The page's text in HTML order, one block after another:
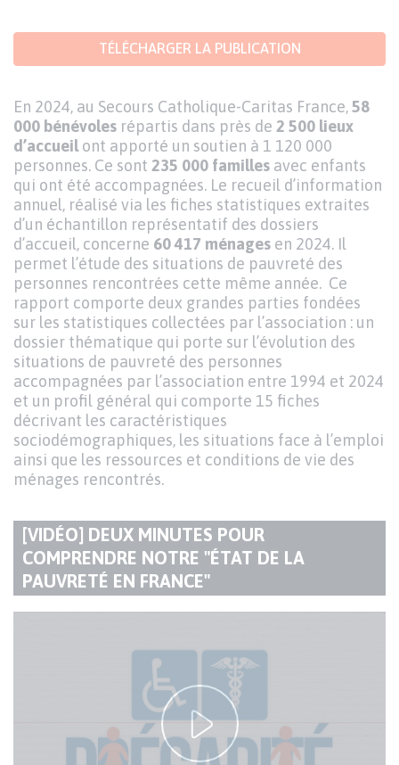
Texte TÉLÉCHARGER LA PUBLICATION
Texte
En 2024, au Secours Catholique-Caritas France,58
000 bénévoles répartis dans près de 2 500 lieux
d’accueilont apporté un soutien à 1 120 000
personnes. Ce sont 235 000 familles avec enfants
qui ont été accompagnées. Le recueil d’information
annuel, réalisé via les fiches statistiques extraites
d’un échantillon représentatif des dossiers
d’accueil, concerne 60 417 ménages en 2024. Il
permet l’étude des situations de pauvreté des
personnes rencontrées cette même année. Ce
rapport comporte deux grandes parties fondées
sur les statistiques collectées par l’association : un
dossier thématique qui porte sur l’évolution des
situations de pauvreté des personnes
accompagnées par l’association entre 1994 et 2024
et un profil général qui comporte 15 fiches
décrivant les caractéristiques
sociodémographiques, les situations face à l’emploi
ainsi que les ressources et conditions de vie des
ménages rencontrés.
TITRE
DU
PARAGRAPHE
[VIDÉO] DEUX MINUTES POUR
COMPRENDRE NOTRE "ÉTAT DE LA
PAUVRETÉ EN FRANCE"
Accepter le cookie Youtube